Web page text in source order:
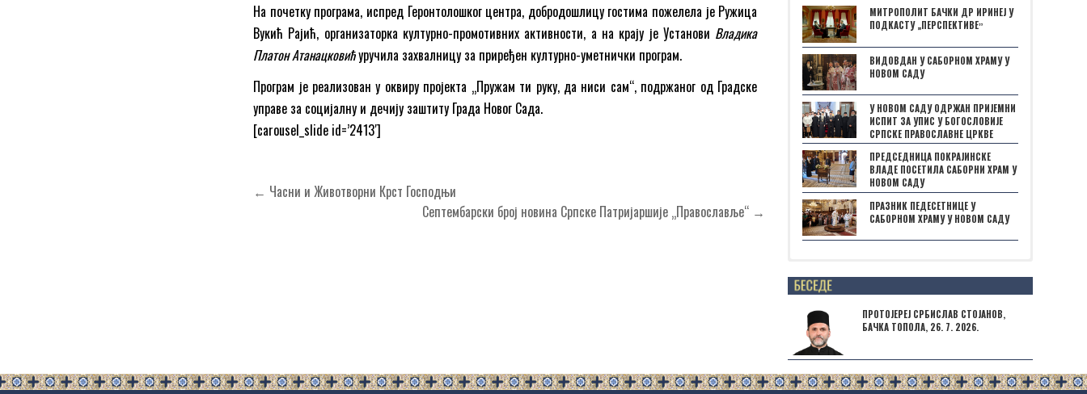
На почетку програма, испред Геронтолошког центра, добродошлицу гостима пожелела је Ружица
Вукић Рајић, организаторка културно-промотивних активности, а на крају је Установи Владика
Платон Атанацковићуручила захвалницу за приређен културно-уметнички програм.
Програм је реализован у оквиру пројекта „Пружам ти руку, да ниси сам“, подржаног од Градске
управе за социјалну и дечију заштиту Града Новог Сада.
[carousel_slide id=’2413′]
Кретање
← Часни и Животворни Крст Господњи
Септембарски број новина Српске Патријаршије „Православље“ →
МИТРОПОЛИТ БАЧКИ ДР ИРИНЕЈ У
ПОДКАСТУ „ПЕРСПЕКТИВЕˮ
ВИДОВДАН У САБОРНОМ ХРАМУ У
НОВОМ САДУ
У НОВОМ САДУ ОДРЖАН ПРИЈЕМНИ
ИСПИТ ЗА УПИС У БОГОСЛОВИЈЕ
СРПСКЕ ПРАВОСЛАВНЕ ЦРКВЕ
ПРЕДСЕДНИЦА ПОКРАЈИНСКЕ
ВЛАДЕ ПОСЕТИЛА САБОРНИ ХРАМ У
НОВОМ САДУ
ПРАЗНИК ПЕДЕСЕТНИЦЕ У
САБОРНОМ ХРАМУ У НОВОМ САДУ
Posts not found
ПРОТОЈЕРЕЈ СРБИСЛАВ СТОЈАНОВ,
БАЧКА ТОПОЛА, 26. 7. 2026.